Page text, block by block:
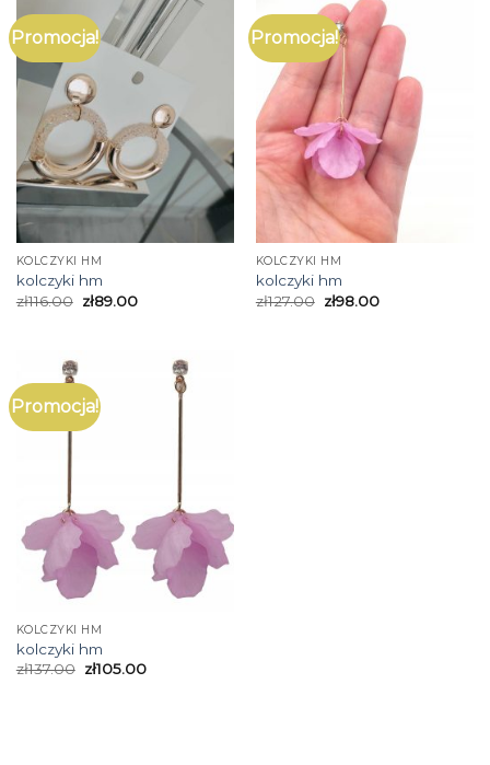
Promocja!
KOLCZYKI HM
kolczyki hm
zł116.00 zł89.00
Promocja!
KOLCZYKI HM
kolczyki hm
zł127.00 zł98.00
Promocja!
KOLCZYKI HM
kolczyki hm
zł137.00 zł105.00